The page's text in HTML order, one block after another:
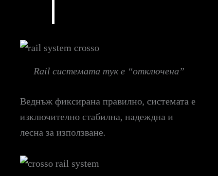
Rail системата тук е “отключена”
Веднъж фиксирана правилно, системата е
изключително стабилна, надеждна и
лесна за използване.